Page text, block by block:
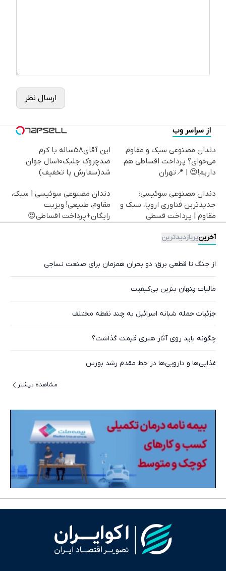
ارسال نظر
از سراسر وب
دندان مصنوعی سبک و مقاوم
می‌خوای؟ پرداخت اقساطی هم
داریم!😍 | 📍تهران
این آقای58ساله با کرم
ضدچروک جلبک10سال جوان
شد(سفارش با تخفیف)
دندان مصنوعی سوئیسی:
جدیدترین فناوری اروپا، سبک و
مقاوم | پرداخت قسطی
دندان مصنوعی سوئیسی | سبک،
مقاوم، طبیعی! ویزیت
رایگان+پرداخت اقساطی😍
آخرینپربازدیدترین
از جنگ تا قطعی برق؛ دو بحران همزمان برای صنعت نساجی
مالیات پنهان بنزین بی‌کیفیت
جزئیات حمله شبانه اسرائیل به چند نقطه مختلف
چگونه باید روی آثار هنری قیمت گذاشت؟
غذایی‌ها و دارویی‌ها در خط مقدم رشد بورس
مشاهده بیشتر